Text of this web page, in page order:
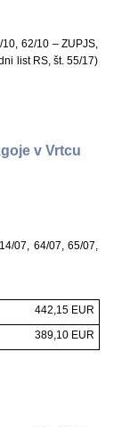
62/10 – ZUPJS,
list RS, št. 55/17)
v Vrtcu
07, 64/07, 65/07,
442,15 EUR
389,10 EUR